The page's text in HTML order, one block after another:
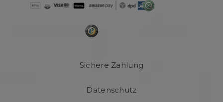
Sichere Zahlung
Datenschutz